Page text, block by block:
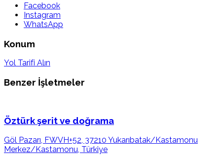
Facebook
Instagram
WhatsApp
Konum
Yol Tarifi Alın
Benzer İşletmeler
Öztürk şerit ve doğrama
Göl Pazarı, FWVH+52, 37210 Yukarıbatak/Kastamonu
Merkez/Kastamonu, Türkiye